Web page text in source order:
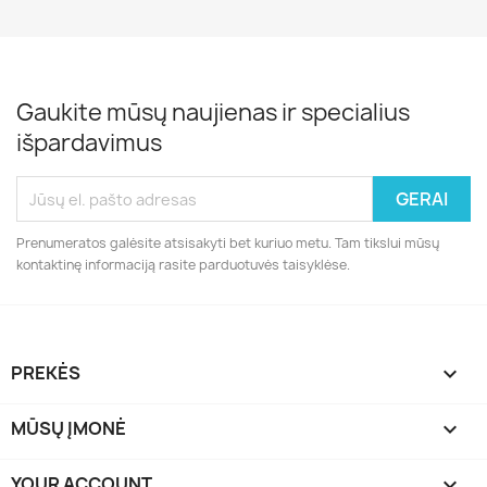
Gaukite mūsų naujienas ir specialius
išpardavimus
Prenumeratos galėsite atsisakyti bet kuriuo metu. Tam tikslui mūsų
kontaktinę informaciją rasite parduotuvės taisyklėse.
PREKĖS 
MŪSŲ ĮMONĖ 